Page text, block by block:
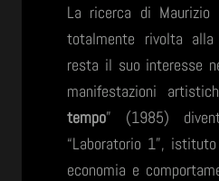
La ricerca di Maurizio
totalmente rivolta
resta il suo interesse
manifestazioni
tempo” (1985)
“Laboratorio 1”,
economia e